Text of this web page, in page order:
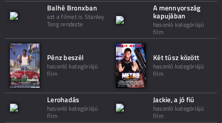
Balhé Bronxban
ezt a filmet is Stanley
Tong rendezte
A mennyország
kapujában
hasonló kategóriájú
film
Pénz beszél
hasonló kategóriájú
film
Két túsz között
hasonló kategóriájú
film
Lerohadás
hasonló kategóriájú
film
Jackie, a jó fiú
hasonló kategóriájú
film